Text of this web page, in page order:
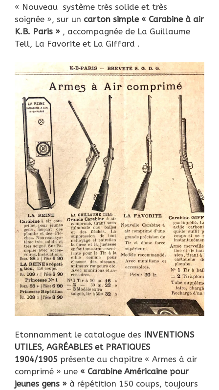
« Nouveau système très solide et très
soignée », sur un carton simple « Carabine à air
K.B. Paris » , accompagnée de La Guillaume
Tell, La Favorite et La Giffard .
Etonnamment le catalogue des INVENTIONS
UTILES, AGRÉABLES et PRATIQUES
1904/1905 présente au chapitre « Armes à air
comprimé » une « Carabine Américaine pour
jeunes gens » à répétition 150 coups, toujours